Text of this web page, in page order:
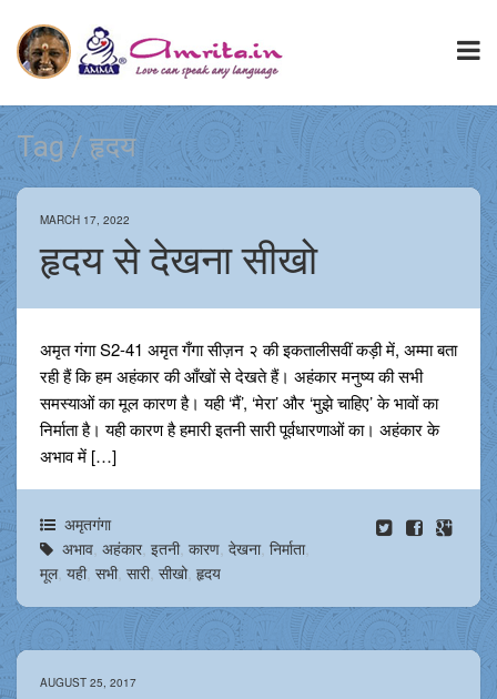
Tag / हृदय
MARCH 17, 2022
हृदय से देखना सीखो
अमृत गंगा S2-41 अमृत गँगा सीज़न २ की इकतालीसवीं कड़ी में, अम्मा बता
रही हैं कि हम अहंकार की आँखों से देखते हैं। अहंकार मनुष्य की सभी
समस्याओं का मूल कारण है। यही ‘मैं’, ‘मेरा’ और ‘मुझे चाहिए’ के भावों का
निर्माता है। यही कारण है हमारी इतनी सारी पूर्वधारणाओं का। अहंकार के
अभाव में […]
अमृतगंगा
अभाव, अहंकार, इतनी, कारण, देखना, निर्माता,
मूल, यही, सभी, सारी, सीखो, हृदय
AUGUST 25, 2017